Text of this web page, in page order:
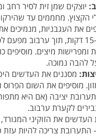
יוצקים שמן זית לסיר רחב
הקצוץ. מחממים עד
את העגבניות, מנמיכים
מעל להבה נמוכה כ-15 דקות, תוך ערבוב
ומפרישות מיצים. מוסיפים
להבה נמוכה.
מסננים את העדשים
מוסיפים את השום הפרוס
יציבה (אם היא
לקערת ערבוב.
העדשים את הזוקיני
התערובת צריכה להיות עזת